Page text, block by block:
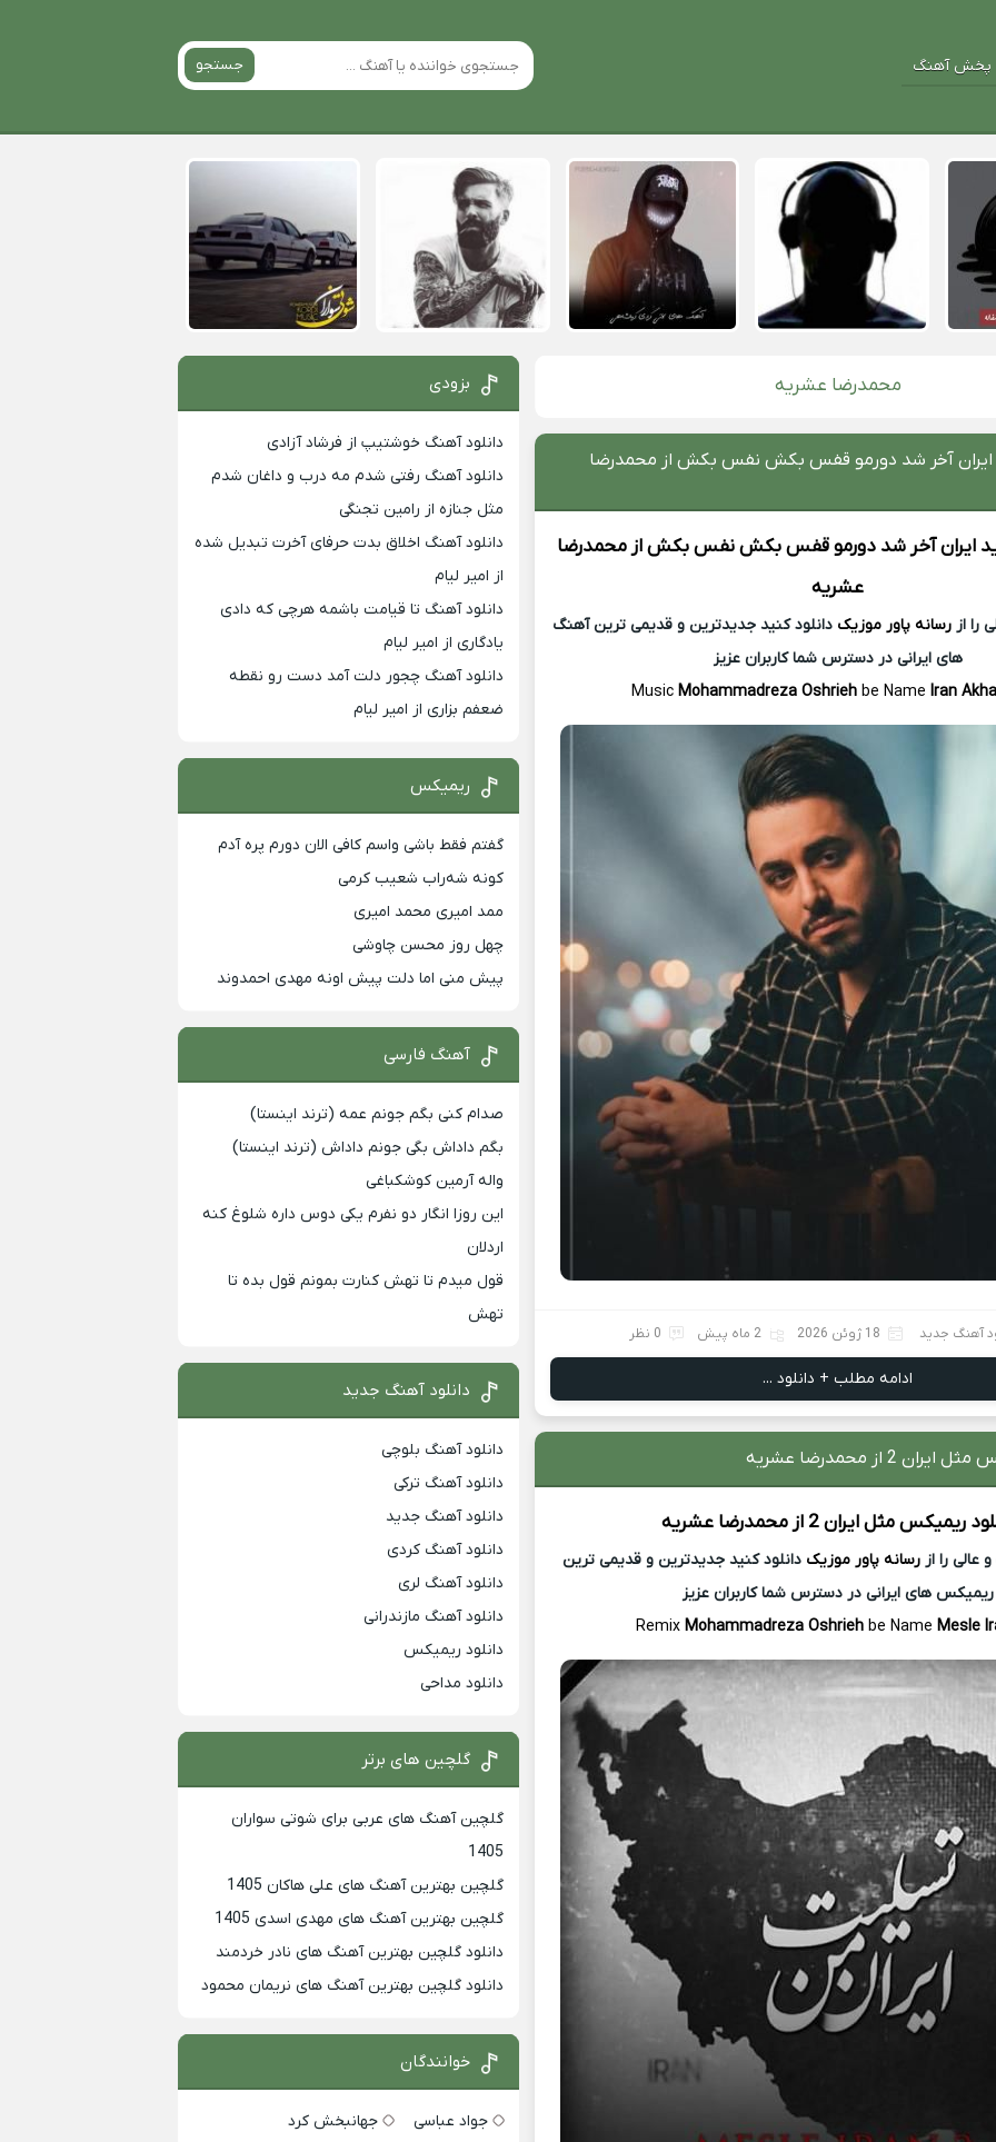
پخش آهنگ جستجو
محمدرضا عشریه
ایران آخر شد دورمو قفس بکش نفس بکش از محمدرضا
ایران آخر شد دورمو قفس بکش نفس بکش ازمحمدرضا
عشریه
را از رسانه پاور موزیک دانلود کنید جدیدترین و قدیمی ترین آهنگ
های ایرانی در دسترس شما کاربران عزیز
Music Mohammadreza Oshriehbe Name Iran
آهنگ جدید 18 ژوئن 2026 2 ماه پیش 0 نظر
ادامه مطلب + دانلود ...
2 از محمدرضا عشریه
ریمیکسمثل ایران 2 از محمدرضا عشریه
را از رسانه پاور موزیک دانلود کنید جدیدترین و قدیمی ترین
ریمیکس های ایرانی در دسترس شما کاربران عزیز
RemixMohammadreza Oshriehbe Name Mesle
بزودی
دانلود آهنگ خوشتیپ از فرشاد آزادی
دانلود آهنگ رفتی شدم مه درب و داغان شدم
مثل جنازه از رامین تجنگی
دانلود آهنگ اخلاق بدت حرفای آخرت تبدیل شده
از امیر لیام
دانلود آهنگ تا قیامت باشمه هرچی که دادی
یادگاری از امیر لیام
دانلود آهنگ چجور دلت آمد دست رو نقطه
ضعفم بزاری از امیر لیام
ریمیکس
گفتم فقط باشی واسم کافی الان دورم پره آدم
کونه شه‌راب شعیب کرمی
ممد امیری محمد امیری
چهل روز محسن چاوشی
پیش منی اما دلت پیش اونه مهدی احمدوند
آهنگ فارسی
صدام کنی بگم جونم عمه (ترند اینستا)
بگم داداش بگی جونم داداش (ترند اینستا)
واله آرمین کوشکباغی
این روزا انگار دو نفرم یکی دوس داره شلوغ کنه
اردلان
قول میدم تا تهش کنارت بمونم قول بده تا
تهش
دانلود آهنگ جدید
دانلود آهنگ بلوچی
دانلود آهنگ ترکی
دانلود آهنگ جدید
دانلود آهنگ کردی
دانلود آهنگ لری
دانلود آهنگ مازندرانی
دانلود ریمیکس
دانلود مداحی
گلچین های برتر
گلچین آهنگ های عربی برای شوتی سواران
1405
گلچین بهترين آهنگ های علی هاکان 1405
گلچین بهترین آهنگ های مهدی اسدی 1405
دانلود گلچین بهترین آهنگ های نادر خردمند
دانلود گلچین بهترین آهنگ های نریمان محمود
خوانندگان
جواد عباسی
جهانبخش کرد